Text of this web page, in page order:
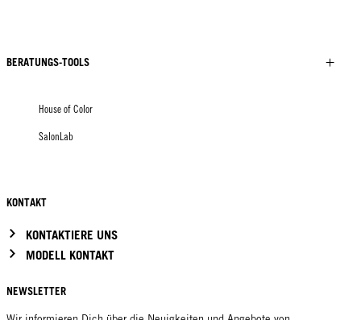
BERATUNGS-TOOLS
House of Color
SalonLab
KONTAKT
KONTAKTIERE UNS
MODELL KONTAKT
NEWSLETTER